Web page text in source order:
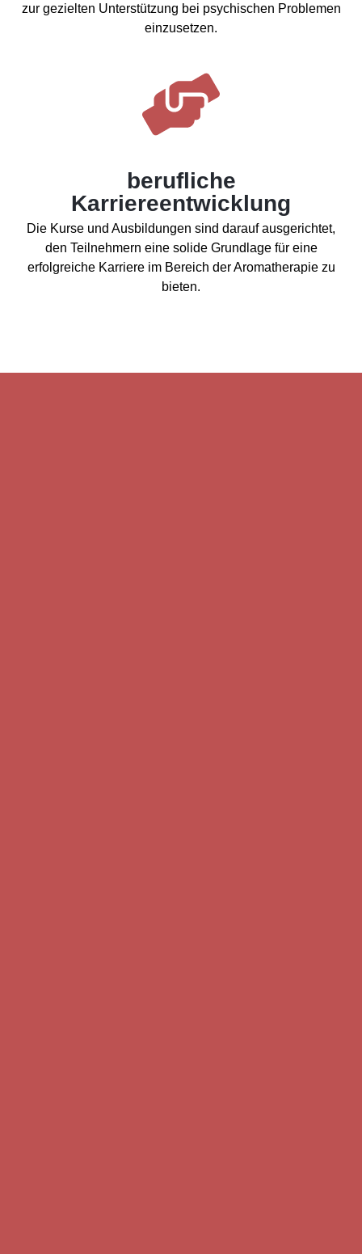
zur gezielten Unterstützung bei psychischen Problemen
einzusetzen.
berufliche
Karriereentwicklung
Die Kurse und Ausbildungen sind darauf ausgerichtet,
den Teilnehmern eine solide Grundlage für eine
erfolgreiche Karriere im Bereich der Aromatherapie zu
bieten.